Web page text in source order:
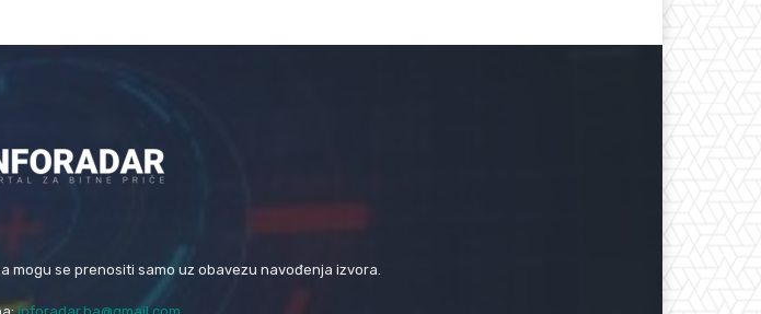
se prenositi samo uz obavezu navođenja izvora.